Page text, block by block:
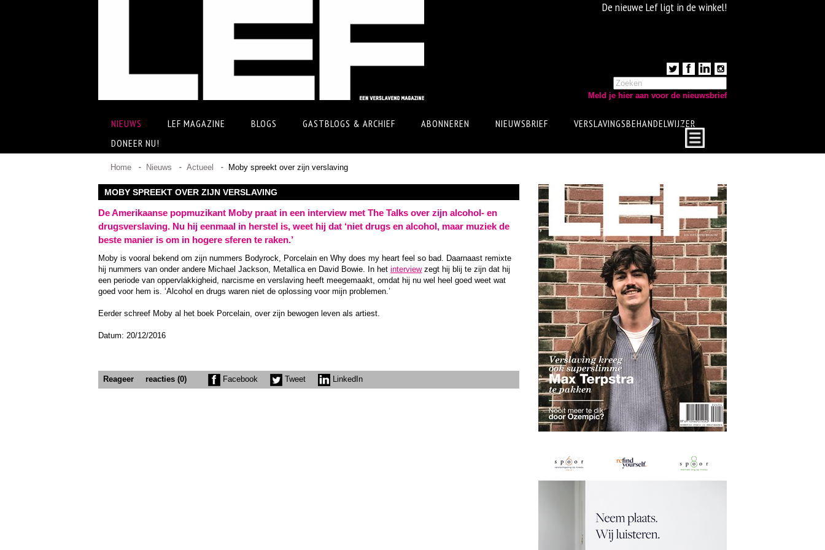
De nieuwe Lef ligt in de winkel!
Meld je hier aan voor de nieuwsbrief
NIEUWS LEF MAGAZINE BLOGS GASTBLOGS & ARCHIEF ABONNEREN NIEUWSBRIEF
VERSLAVINGSBEHANDELWIJZER
DONEER NU!
Home Nieuws Actueel Moby spreekt over zijn verslaving
MOBY SPREEKT OVER ZIJN VERSLAVING
De Amerikaanse popmuzikant Moby praat in een interview met The Talks over zijn alcohol- en
drugsverslaving. Nu hij eenmaal in herstel is, weet hij dat ‘niet drugs en alcohol, maar muziek de
beste manier is om in hogere sferen te raken.’
Moby is vooral bekend om zijn nummers Bodyrock, Porcelain en Why does my heart feel so bad. Daarnaast remixte
hij nummers van onder andere Michael Jackson, Metallica en David Bowie. In het interviewzegt hij blij te zijn dat hij
een periode van oppervlakkigheid, narcisme en verslaving heeft meegemaakt, omdat hij nu wel heel goed weet wat
goed voor hem is. ‘Alcohol en drugs waren niet de oplossing voor mijn problemen.’
Eerder schreef Moby al het boek Porcelain, over zijn bewogen leven als artiest.
Datum: 20/12/2016
Reageer reacties (0) Facebook Tweet LinkedIn